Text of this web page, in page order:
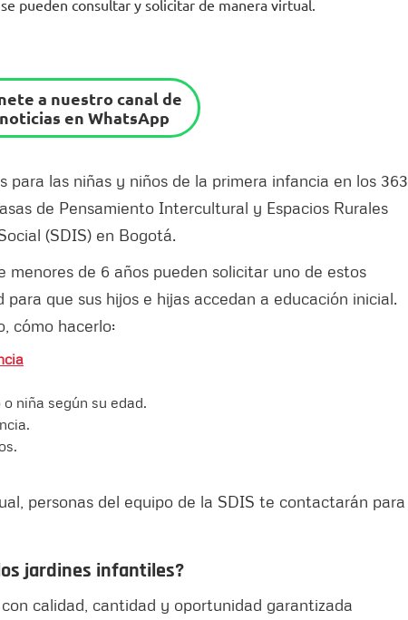
pueden consultar y solicitar de manera virtual.
a nuestro canal de
noticias en WhatsApp
para las niñas y niños de la primera infancia en los 363
de Pensamiento Intercultural y Espacios Rurales
(SDIS) en Bogotá.
menores de 6 años pueden solicitar uno de estos
que sus hijos e hijas accedan a educación inicial.
cómo hacerlo:
niña según su edad.
personas del equipo de la SDIS te contactarán para
jardines infantiles?
calidad, cantidad y oportunidad garantizada